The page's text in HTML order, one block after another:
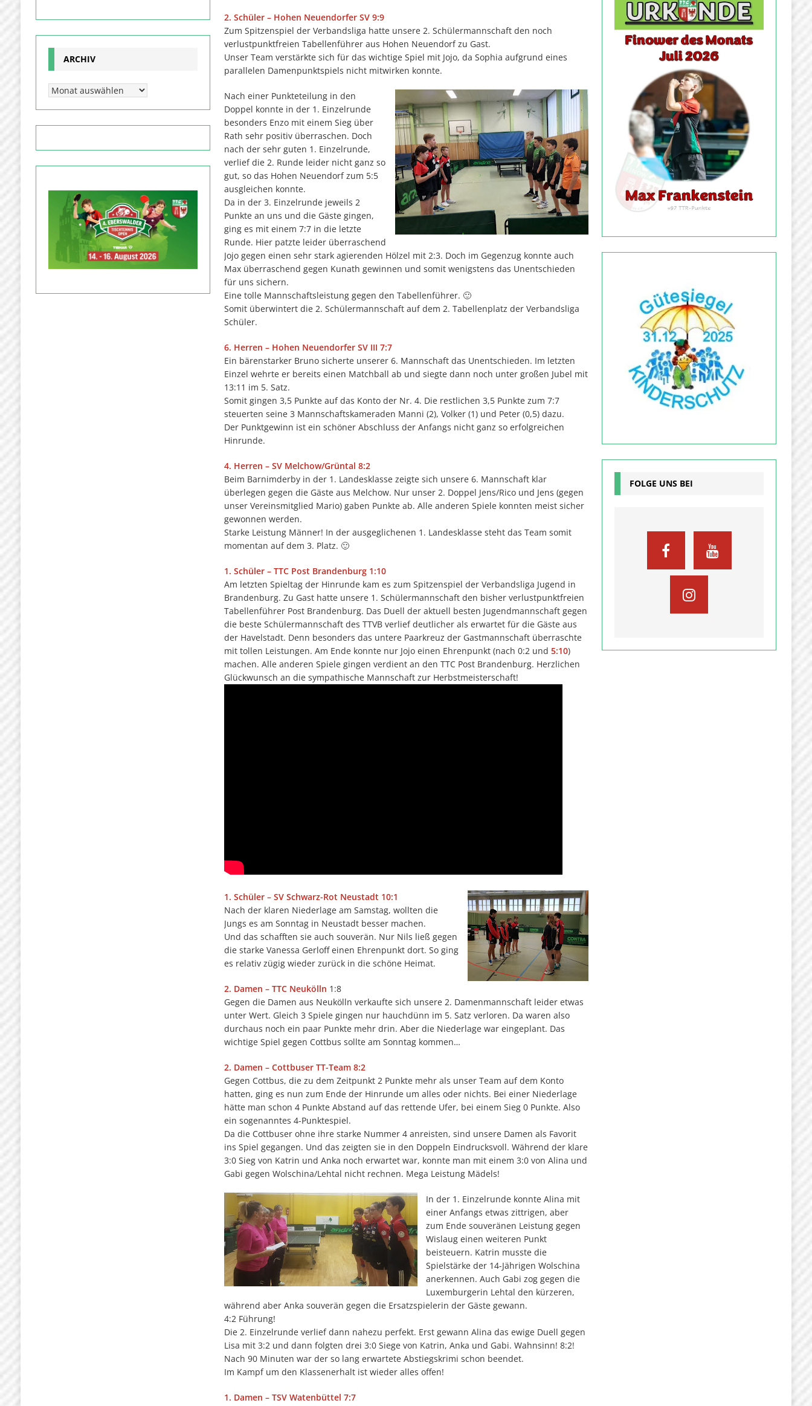
2. Schüler – Hohen Neuendorfer SV 9:9
Zum Spitzenspiel der Verbandsliga hatte unsere 2. Schülermannschaft den noch
verlustpunktfreien Tabellenführer aus Hohen Neuendorf zu Gast.
Unser Team verstärkte sich für das wichtige Spiel mit Jojo, da Sophia aufgrund eines
parallelen Damenpunktspiels nicht mitwirken konnte.
Nach einer Punkteteilung in den
Doppel konnte in der 1. Einzelrunde
besonders Enzo mit einem Sieg über
Rath sehr positiv überraschen. Doch
nach der sehr guten 1. Einzelrunde,
verlief die 2. Runde leider nicht ganz so
gut, so das Hohen Neuendorf zum 5:5
ausgleichen konnte.
Da in der 3. Einzelrunde jeweils 2
Punkte an uns und die Gäste gingen,
ging es mit einem 7:7 in die letzte
Runde. Hier patzte leider überraschend
Jojo gegen einen sehr stark agierenden Hölzel mit 2:3. Doch im Gegenzug konnte auch
Max überraschend gegen Kunath gewinnen und somit wenigstens das Unentschieden
für uns sichern.
Eine tolle Mannschaftsleistung gegen den Tabellenführer. 🙂
Somit überwintert die 2. Schülermannschaft auf dem 2. Tabellenplatz der Verbandsliga
Schüler.
6. Herren – Hohen Neuendorfer SV III 7:7
Ein bärenstarker Bruno sicherte unserer 6. Mannschaft das Unentschieden. Im letzten
Einzel wehrte er bereits einen Matchball ab und siegte dann noch unter großen Jubel mit
13:11 im 5. Satz.
Somit gingen 3,5 Punkte auf das Konto der Nr. 4. Die restlichen 3,5 Punkte zum 7:7
steuerten seine 3 Mannschaftskameraden Manni (2), Volker (1) und Peter (0,5) dazu.
Der Punktgewinn ist ein schöner Abschluss der Anfangs nicht ganz so erfolgreichen
Hinrunde.
4. Herren – SV Melchow/Grüntal 8:2
Beim Barnimderby in der 1. Landesklasse zeigte sich unsere 6. Mannschaft klar
überlegen gegen die Gäste aus Melchow. Nur unser 2. Doppel Jens/Rico und Jens (gegen
unser Vereinsmitglied Mario) gaben Punkte ab. Alle anderen Spiele konnten meist sicher
gewonnen werden.
Starke Leistung Männer! In der ausgeglichenen 1. Landesklasse steht das Team somit
momentan auf dem 3. Platz. 🙂
1. Schüler – TTC Post Brandenburg 1:10
Am letzten Spieltag der Hinrunde kam es zum Spitzenspiel der Verbandsliga Jugend in
Brandenburg. Zu Gast hatte unsere 1. Schülermannschaft den bisher verlustpunktfreien
Tabellenführer Post Brandenburg. Das Duell der aktuell besten Jugendmannschaft gegen
die beste Schülermannschaft des TTVB verlief deutlicher als erwartet für die Gäste aus
der Havelstadt. Denn besonders das untere Paarkreuz der Gastmannschaft überraschte
mit tollen Leistungen. Am Ende konnte nur Jojo einen Ehrenpunkt (nach 0:2 und5:10)
machen. Alle anderen Spiele gingen verdient an den TTC Post Brandenburg. Herzlichen
Glückwunsch an die sympathische Mannschaft zur Herbstmeisterschaft!
1. Schüler – SV Schwarz-Rot Neustadt 10:1
Nach der klaren Niederlage am Samstag, wollten die
Jungs es am Sonntag in Neustadt besser machen.
Und das schafften sie auch souverän. Nur Nils ließ gegen
die starke Vanessa Gerloff einen Ehrenpunkt dort. So ging
es relativ zügig wieder zurück in die schöne Heimat.
2. Damen – TTC Neukölln 1:8
Gegen die Damen aus Neukölln verkaufte sich unsere 2. Damenmannschaft leider etwas
unter Wert. Gleich 3 Spiele gingen nur hauchdünn im 5. Satz verloren. Da waren also
durchaus noch ein paar Punkte mehr drin. Aber die Niederlage war eingeplant. Das
wichtige Spiel gegen Cottbus sollte am Sonntag kommen…
2. Damen – Cottbuser TT-Team 8:2
Gegen Cottbus, die zu dem Zeitpunkt 2 Punkte mehr als unser Team auf dem Konto
hatten, ging es nun zum Ende der Hinrunde um alles oder nichts. Bei einer Niederlage
hätte man schon 4 Punkte Abstand auf das rettende Ufer, bei einem Sieg 0 Punkte. Also
ein sogenanntes 4-Punktespiel.
Da die Cottbuser ohne ihre starke Nummer 4 anreisten, sind unsere Damen als Favorit
ins Spiel gegangen. Und das zeigten sie in den Doppeln Eindrucksvoll. Während der klare
3:0 Sieg von Katrin und Anka noch erwartet war, konnte man mit einem 3:0 von Alina und
Gabi gegen Wolschina/Lehtal nicht rechnen. Mega Leistung Mädels!
In der 1. Einzelrunde konnte Alina mit
einer Anfangs etwas zittrigen, aber
zum Ende souveränen Leistung gegen
Wislaug einen weiteren Punkt
beisteuern. Katrin musste die
Spielstärke der 14-Jährigen Wolschina
anerkennen. Auch Gabi zog gegen die
Luxemburgerin Lehtal den kürzeren,
während aber Anka souverän gegen die Ersatzspielerin der Gäste gewann.
4:2 Führung!
Die 2. Einzelrunde verlief dann nahezu perfekt. Erst gewann Alina das ewige Duell gegen
Lisa mit 3:2 und dann folgten drei 3:0 Siege von Katrin, Anka und Gabi. Wahnsinn! 8:2!
Nach 90 Minuten war der so lang erwartete Abstiegskrimi schon beendet.
Im Kampf um den Klassenerhalt ist wieder alles offen!
1. Damen – TSV Watenbüttel 7:7
ARCHIV
FOLGE UNS BEI